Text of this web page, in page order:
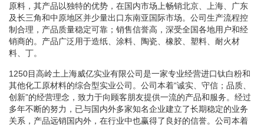
原料，其产品以独特的优势，在国内市场上畅销北京、上海、广东
及长三角和中原地区并少量出口东南亚国际市场。公司生产流程控
制合理，产品质量稳定可靠；销售信誉高，深受全国各地用户和经
销商的。产品广泛用于造纸、涂料、陶瓷、橡胶、塑料、耐火材
料、丁。
1250目高岭土上海威亿实业有限公司是一家专业经营进口钛白粉和
其他化工原材料的综合型实业公司。公司本着“诚实、守信；品质、
创新”的经营理念，致力于向顾客朋友提供一流的产品和服务。经过
多年不断的努力，已与国内外多家知名企业建立了长期稳定的业务
关系，产品远销国内外，在行业中也赢得了良好的信誉。公司本着